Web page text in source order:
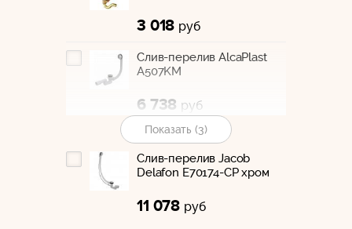
3 018 руб
Слив-перелив AlcaPlast
A507KM
6 738 руб
Слив-перелив AlcaPlast
A55KM
Размер: 200 x 370 x 0 см.
Показать (3)
Слив-перелив Jacob
Delafon E70174-CP хром
11 078 руб